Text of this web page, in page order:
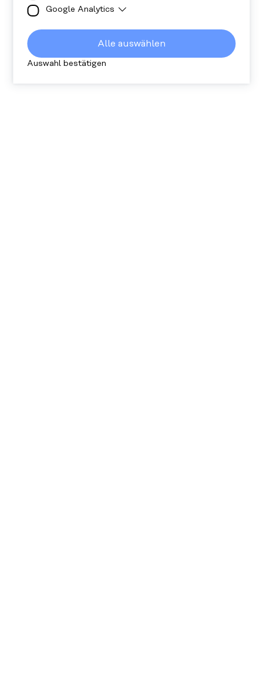
Media Walls notwendig.
Cookies werden für die Anzeige des
Google Analytics
wie viele Personen unsere Website besuchen
gesammelten Daten sind anonym.
Alle auswählen
Auswahl bestätigen